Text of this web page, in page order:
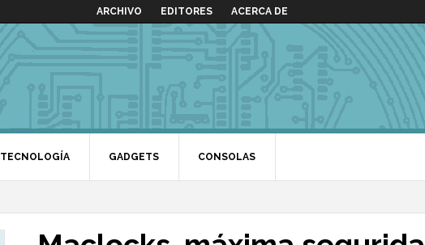
ARCHIVO EDITORES ACERCA DE
TECNOLOGÍA GADGETS CONSOLAS